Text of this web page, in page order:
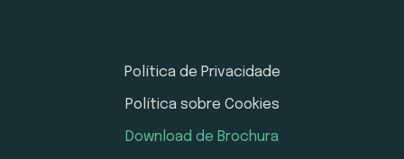
Política de Privacidade
Política sobre Cookies
Download de Brochura